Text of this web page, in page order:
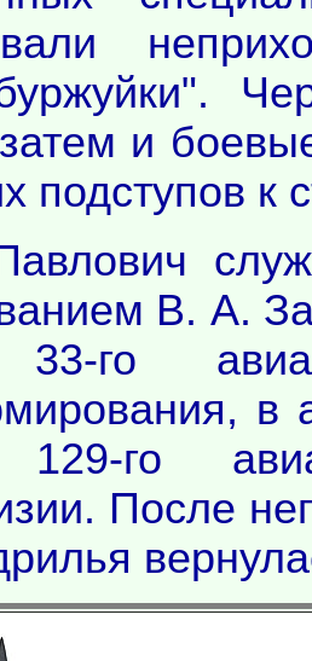
и
подступов к
В. А.
33-го
в
129-го
После